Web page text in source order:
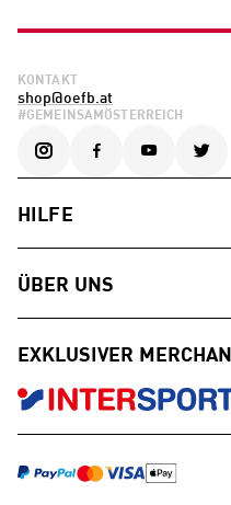
KONTAKT
shop@oefb.at
#GEMEINSAMÖSTERREICH
HILFE
ÜBER UNS
EXKLUSIVER